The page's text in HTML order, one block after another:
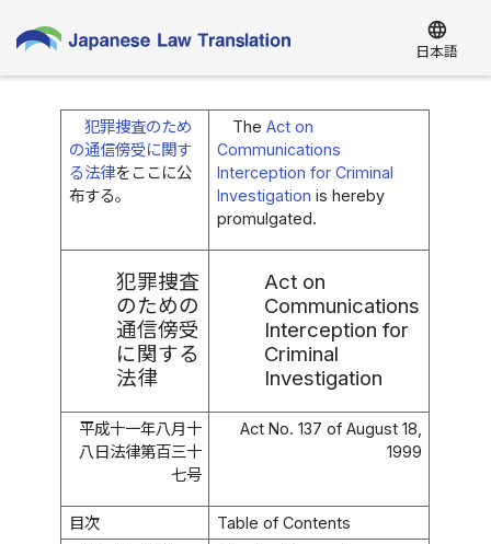
language
日本語
犯罪捜査のため
の通信傍受に関す
る法律をここに公
布する。
TheAct on
Communications
Interception for Criminal
Investigation is hereby
promulgated.
犯罪捜査
のための
通信傍受
に関する
法律
Act on
Communications
Interception for
Criminal
Investigation
平成十一年八月十
八日法律第百三十
七号
Act No. 137 of August 18,
1999
目次
Table of Contents